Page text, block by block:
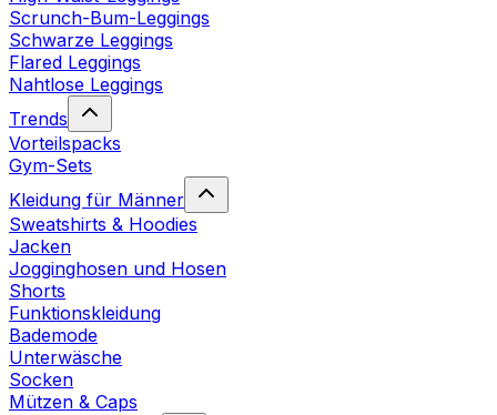
Scrunch-Bum-Leggings
Schwarze Leggings
Flared Leggings
Nahtlose Leggings
Trends
Vorteilspacks
Gym-Sets
Kleidung für Männer
Sweatshirts & Hoodies
Jacken
Jogginghosen und Hosen
Shorts
Funktionskleidung
Bademode
Unterwäsche
Socken
Mützen & Caps